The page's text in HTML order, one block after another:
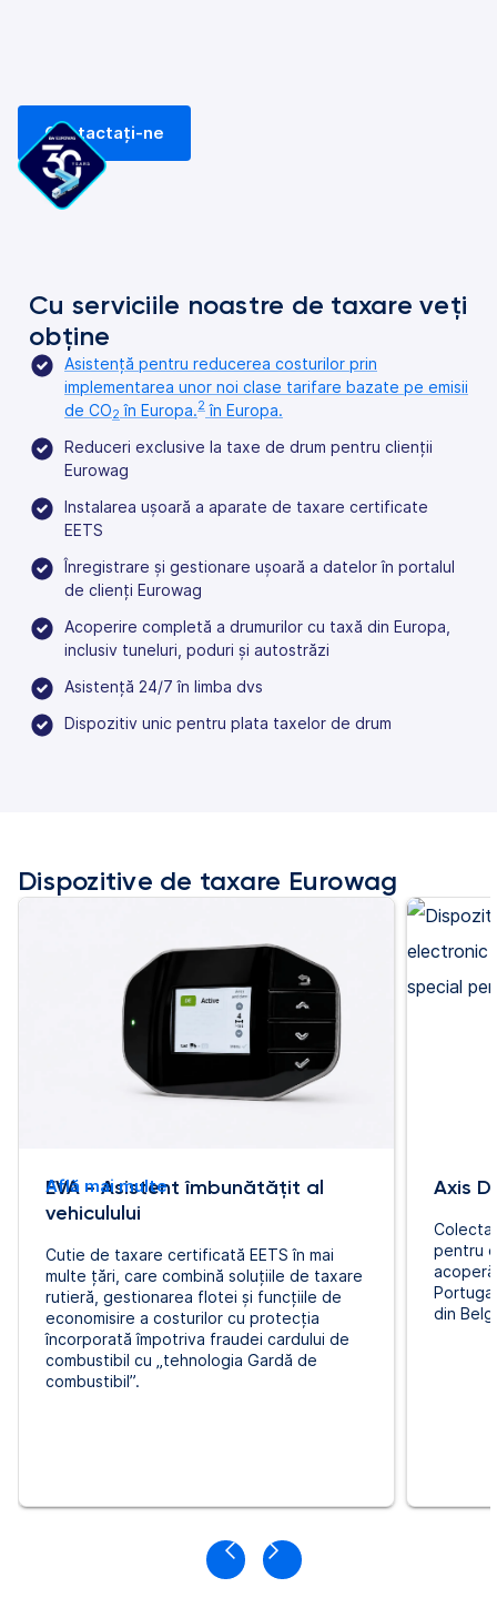
Contactați-ne
Cu serviciile noastre de taxare veți
obține
Asistență pentru reducerea costurilor prin
implementarea unor noi clase tarifare bazate pe emisii
de CO2 în Europa.2 în Europa.
Reduceri exclusive la taxe de drum pentru clienții
Eurowag
Instalarea ușoară a aparate de taxare certificate
EETS
Înregistrare și gestionare ușoară a datelor în portalul
de clienți Eurowag
Acoperire completă a drumurilor cu taxă din Europa,
inclusiv tuneluri, poduri și autostrăzi
Asistență 24/7 în limba dvs
Dispozitiv unic pentru plata taxelor de drum
Dispozitive de taxare Eurowag
EVA - Asistent îmbunătățit al
vehiculului
Cutie de taxare certificată EETS în mai
multe țări, care combină soluțiile de taxare
rutieră, gestionarea flotei și funcțiile de
economisire a costurilor cu protecția
încorporată împotriva fraudei cardului de
combustibil cu „tehnologia Gardă de
combustibil”.
Află mai multe Axis
pentru
din